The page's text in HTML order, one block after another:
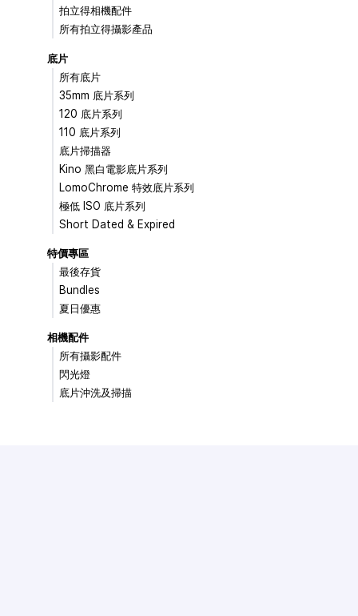
拍立得相機配件
所有拍立得攝影產品
底片
所有底片
35mm 底片系列
120 底片系列
110 底片系列
底片掃描器
Kino 黑白電影底片系列
LomoChrome 特效底片系列
極低 ISO 底片系列
Short Dated & Expired
特價專區
最後存貨
Bundles
夏日優惠
相機配件
所有攝影配件
閃光燈
底片沖洗及掃描